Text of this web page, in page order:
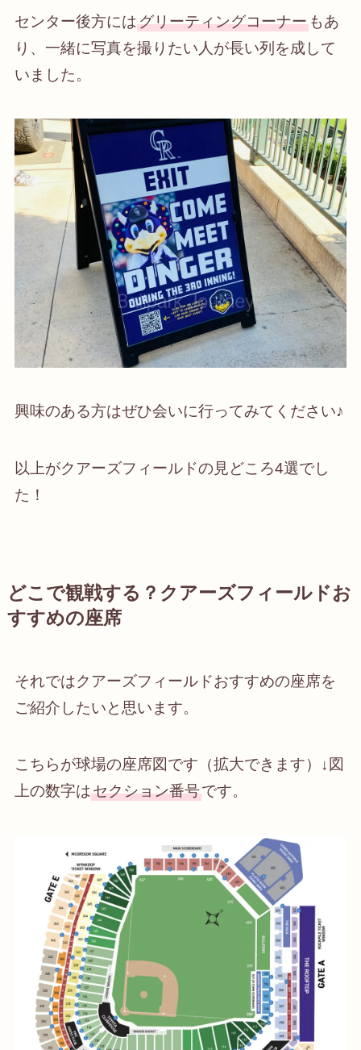
センター後方にはグリーティングコーナーもあ
り、一緒に写真を撮りたい人が長い列を成して
いました。
興味のある方はぜひ会いに行ってみてください♪
以上がクアーズフィールドの見どころ4選でし
た！
どこで観戦する？クアーズフィールドお
すすめの座席
それではクアーズフィールドおすすめの座席を
ご紹介したいと思います。
こちらが球場の座席図です（拡大できます）↓図
上の数字はセクション番号です。